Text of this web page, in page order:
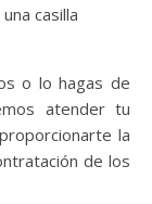
casilla
o lo hagas de
atender tu
la
de los